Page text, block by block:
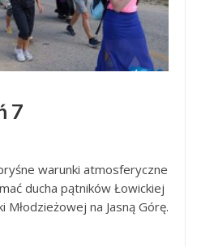
7
warunki atmosferyczne
ducha pątników Łowickiej
Młodzieżowej na Jasną Górę.